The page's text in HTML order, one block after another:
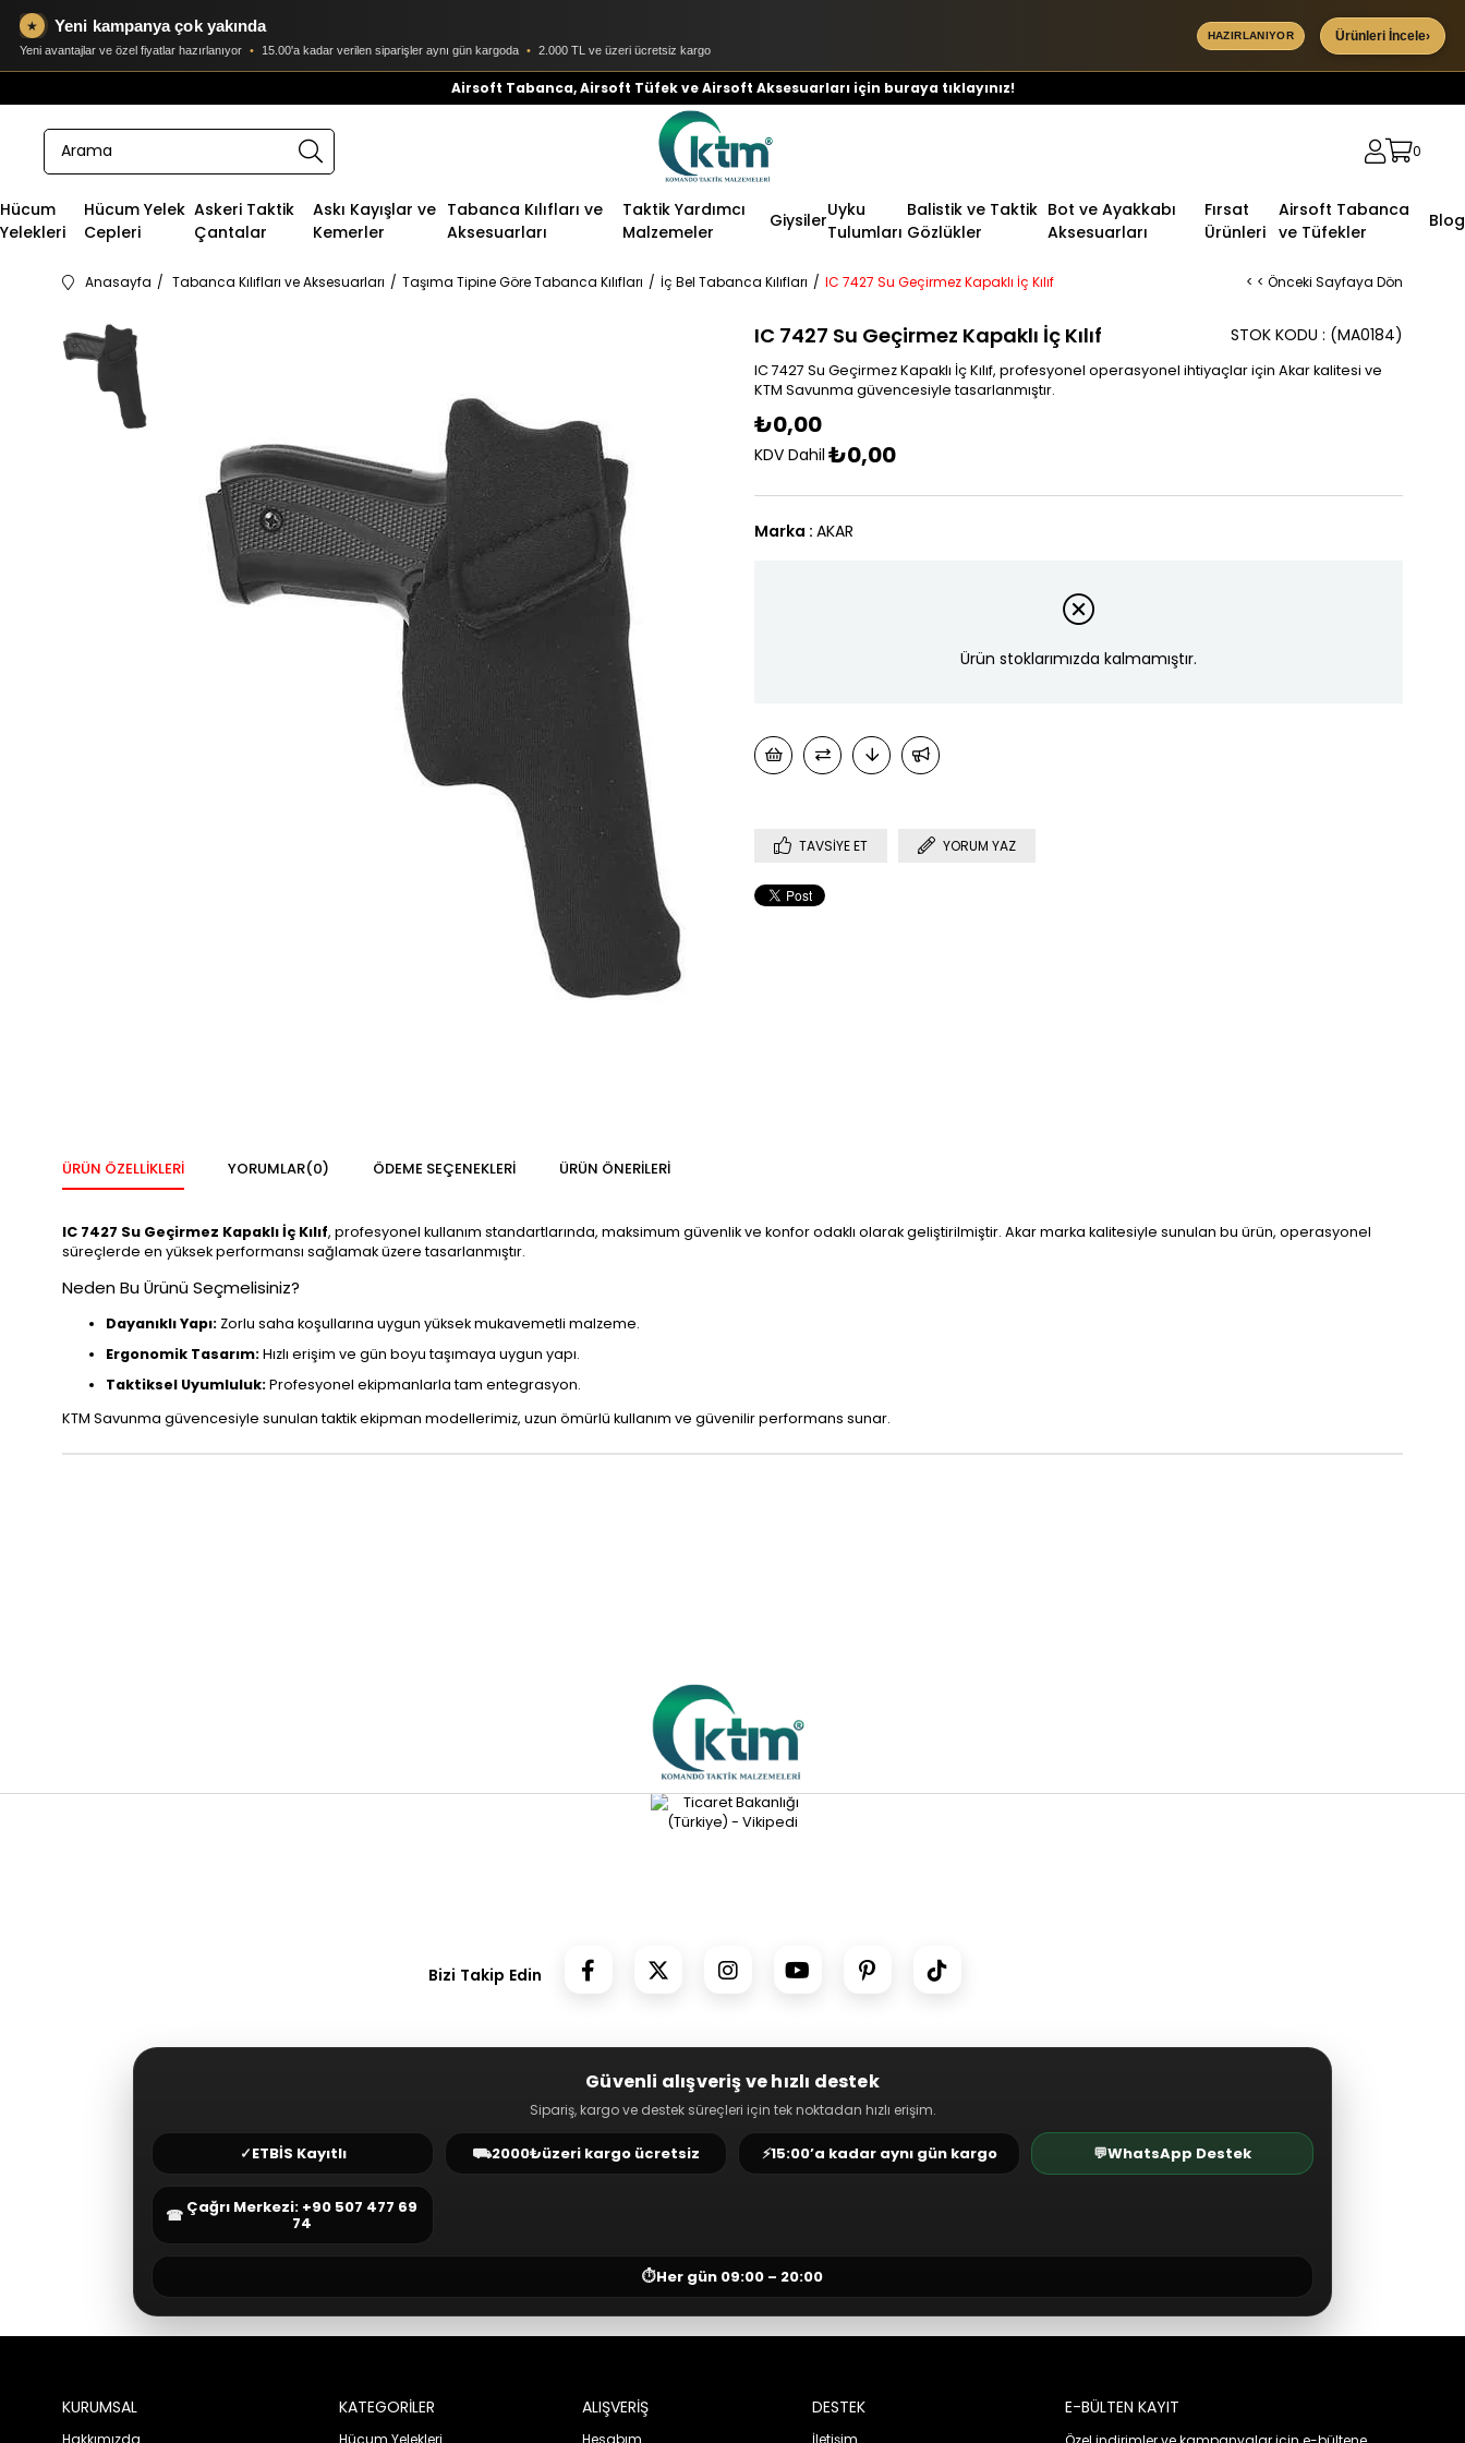
★ Yeni kampanya çok yakında
Yeni avantajlar ve özel fiyatlar hazırlanıyor • 15.00'a kadar verilen siparişler aynı gün kargoda • 2.000 TL ve üzeri ücretsiz kargo
HAZIRLANIYOR Ürünleri İncele›
Airsoft Tabanca, Airsoft Tüfek ve Airsoft Aksesuarları için buraya tıklayınız!
0
Hücum
Yelekleri
Hücum Yelek
Cepleri
Askeri Taktik
Çantalar
Askı Kayışlar ve
Kemerler
Tabanca Kılıfları ve
Aksesuarları
Taktik Yardımcı
Malzemeler
Giysiler
Uyku
Tulumları
Balistik ve Taktik
Gözlükler
Bot ve Ayakkabı
Aksesuarları
Fırsat
Ürünleri
Airsoft Tabanca
ve Tüfekler
Blog
Anasayfa Tabanca Kılıfları ve Aksesuarları Taşıma Tipine Göre Tabanca Kılıfları İç Bel Tabanca Kılıfları IC 7427 Su Geçirmez Kapaklı İç Kılıf < < Önceki Sayfaya Dön
IC 7427 Su Geçirmez Kapaklı İç Kılıf (MA0184)
STOK KODU
IC 7427 Su Geçirmez Kapaklı İç Kılıf, profesyonel operasyonel ihtiyaçlar için Akar kalitesi ve
KTM Savunma güvencesiyle tasarlanmıştır.
₺0,00
KDV Dahil ₺0,00
Marka : AKAR
Ürün stoklarımızda kalmamıştır.
TAVSIYE ET YORUM YAZ
ÜRÜN ÖZELLIKLERI YORUMLAR(0) ÖDEME SEÇENEKLERI ÜRÜN ÖNERILERI
IC 7427 Su Geçirmez Kapaklı İç Kılıf, profesyonel kullanım standartlarında, maksimum güvenlik ve konfor odaklı olarak geliştirilmiştir. Akar marka kalitesiyle sunulan bu ürün, operasyonel
süreçlerde en yüksek performansı sağlamak üzere tasarlanmıştır.
Neden Bu Ürünü Seçmelisiniz?
Dayanıklı Yapı: Zorlu saha koşullarına uygun yüksek mukavemetli malzeme.
Ergonomik Tasarım:Hızlı erişim ve gün boyu taşımaya uygun yapı.
Taktiksel Uyumluluk:Profesyonel ekipmanlarla tam entegrasyon.
KTM Savunma güvencesiyle sunulan taktik ekipman modellerimiz, uzun ömürlü kullanım ve güvenilir performans sunar.
Bizi Takip Edin
Güvenli alışveriş ve hızlı destek
Sipariş, kargo ve destek süreçleri için tek noktadan hızlı erişim.
✓ETBİS Kayıtlı ⛟2000₺üzeri kargo ücretsiz ⚡15:00’a kadar aynı gün kargo 💬WhatsApp Destek
☎ Çağrı Merkezi: +90 507 477 69
74
⏱Her gün 09:00 – 20:00
KURUMSAL KATEGORİLER ALIŞVERİŞ DESTEK E-BÜLTEN KAYIT